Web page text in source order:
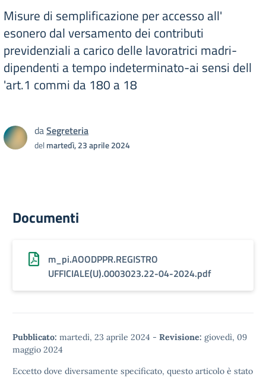
Misure di semplificazione per accesso all'
esonero dal versamento dei contributi
previdenziali a carico delle lavoratrici madri-
dipendenti a tempo indeterminato-ai sensi dell
'art.1 commi da 180 a 18
daSegreteria
delmartedì, 23 aprile 2024
Documenti
m_pi.AOODPPR.REGISTRO
UFFICIALE(U).0003023.22-04-2024.pdf
Pubblicato: martedì, 23 aprile 2024 - Revisione: giovedì, 09
maggio 2024
Eccetto dove diversamente specificato, questo articolo è stato